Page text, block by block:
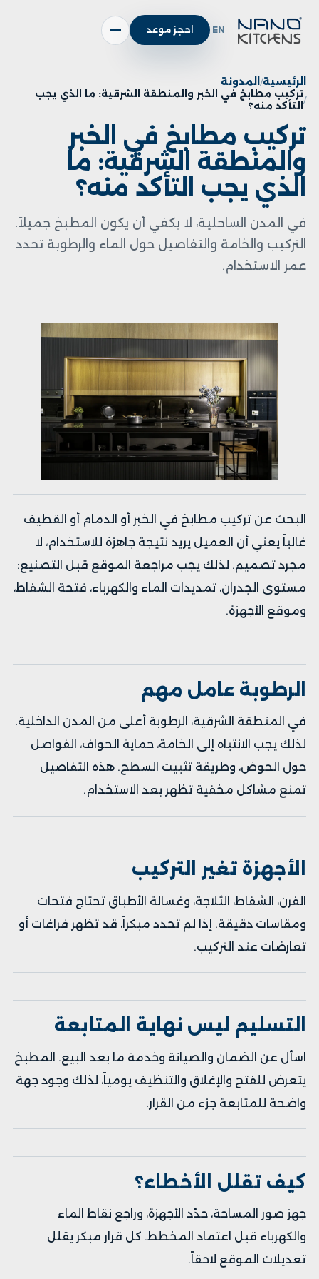
EN احجز موعد
الرئيسية
المدونة
تركيب مطابخ في الخبر والمنطقة الشرقية: ما الذي يجب
التأكد منه؟
تركيب مطابخ في الخبر
والمنطقة الشرقية: ما
الذي يجب التأكد منه؟
في المدن الساحلية، لا يكفي أن يكون المطبخ جميلاً.
التركيب والخامة والتفاصيل حول الماء والرطوبة تحدد
عمر الاستخدام.
البحث عن تركيب مطابخ في الخبر أو الدمام أو القطيف
غالباً يعني أن العميل يريد نتيجة جاهزة للاستخدام، لا
مجرد تصميم. لذلك يجب مراجعة الموقع قبل التصنيع:
مستوى الجدران، تمديدات الماء والكهرباء، فتحة الشفاط،
وموقع الأجهزة.
الرطوبة عامل مهم
في المنطقة الشرقية، الرطوبة أعلى من المدن الداخلية.
لذلك يجب الانتباه إلى الخامة، حماية الحواف، الفواصل
حول الحوض، وطريقة تثبيت السطح. هذه التفاصيل
تمنع مشاكل مخفية تظهر بعد الاستخدام.
الأجهزة تغير التركيب
الفرن، الشفاط، الثلاجة، وغسالة الأطباق تحتاج فتحات
ومقاسات دقيقة. إذا لم تحدد مبكراً، قد تظهر فراغات أو
تعارضات عند التركيب.
التسليم ليس نهاية المتابعة
اسأل عن الضمان والصيانة وخدمة ما بعد البيع. المطبخ
يتعرض للفتح والإغلاق والتنظيف يومياً، لذلك وجود جهة
واضحة للمتابعة جزء من القرار.
كيف تقلل الأخطاء؟
جهز صور المساحة، حدّد الأجهزة، وراجع نقاط الماء
والكهرباء قبل اعتماد المخطط. كل قرار مبكر يقلل
تعديلات الموقع لاحقاً.